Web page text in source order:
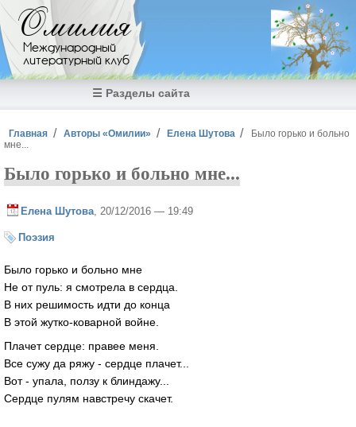
Перейти к основному содержанию
Омилия
Международный
литературный клуб
☰ Разделы сайта
Вы здесь
Главная Авторы «Омилии» Елена Шутова
Было горько и больно
мне...
Было горько и больно мне...
Елена Шутова , 20/12/2016 — 19:49
Поэзия
Было горько и больно мне
Не от пуль: я смотрела в сердца.
В них решимость идти до конца
В этой жутко-коварной войне.
Плачет сердце: правее меня.
Все сужу да ряжу - сердце плачет...
Вот - упала, ползу к блиндажу...
Сердце пулям навстречу скачет.